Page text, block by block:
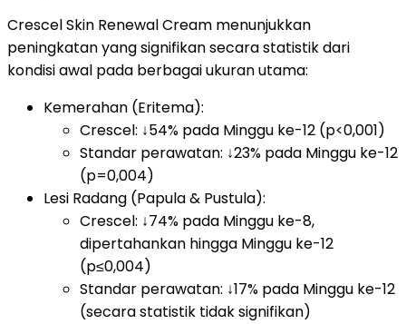
Crescel Skin Renewal Cream menunjukkan
peningkatan yang signifikan secara statistik dari
kondisi awal pada berbagai ukuran utama:
Kemerahan (Eritema):
Crescel: ↓54% pada Minggu ke-12 (p<0,001)
Standar perawatan: ↓23% pada Minggu ke-12
(p=0,004)
Lesi Radang (Papula & Pustula):
Crescel: ↓74% pada Minggu ke-8,
dipertahankan hingga Minggu ke-12
(p≤0,004)
Standar perawatan: ↓17% pada Minggu ke-12
(secara statistik tidak signifikan)